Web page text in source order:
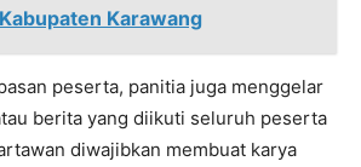
Karawang
peserta, panitia juga menggelar
berita yang diikuti seluruh peserta
diwajibkan membuat karya